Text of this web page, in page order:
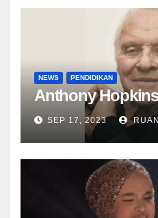
NEWS PENDIDIKAN
Anthony
SEP 17, 2023